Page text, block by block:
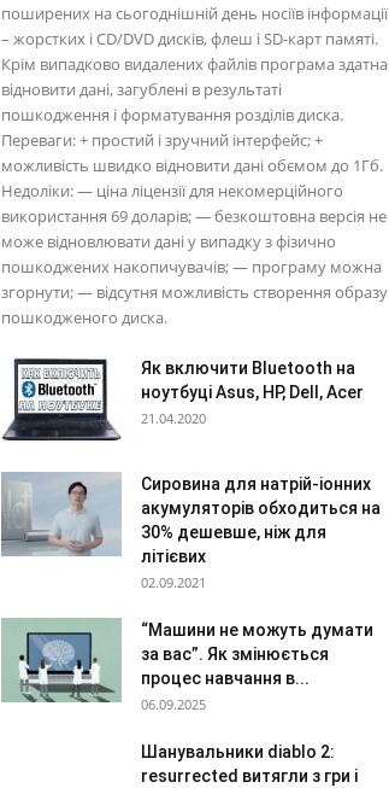
поширених на сьогоднішній день носіїв інформації
– жорстких і CD/DVD дисків, флеш і SD-карт памяті.
Крім випадково видалених файлів програма здатна
відновити дані, загублені в результаті
пошкодження і форматування розділів диска.
Переваги: + простий і зручний інтерфейс; +
можливість швидко відновити дані обємом до 1Гб.
Недоліки: — ціна ліцензії для некомерційного
використання 69 доларів; — безкоштовна версія не
може відновлювати дані у випадку з фізично
пошкоджених накопичувачів; — програму можна
згорнути; — відсутня можливість створення образу
пошкодженого диска.
Як включити Bluetooth на
ноутбуці Asus, HP, Dell, Acer
21.04.2020
Сировина для натрій-іонних
акумуляторів обходиться на
30% дешевше, ніж для
літієвих
02.09.2021
“Машини не можуть думати
за вас”. Як змінюється
процес навчання в...
06.09.2025
Шанувальники diablo 2:
resurrected витягли з гри і